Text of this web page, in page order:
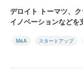
デロイト トーマツ、
イノベーションなどを
M&A スタートアップ